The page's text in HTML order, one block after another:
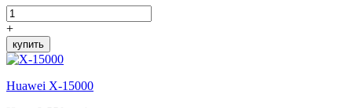
+
купить
Huawei X-15000